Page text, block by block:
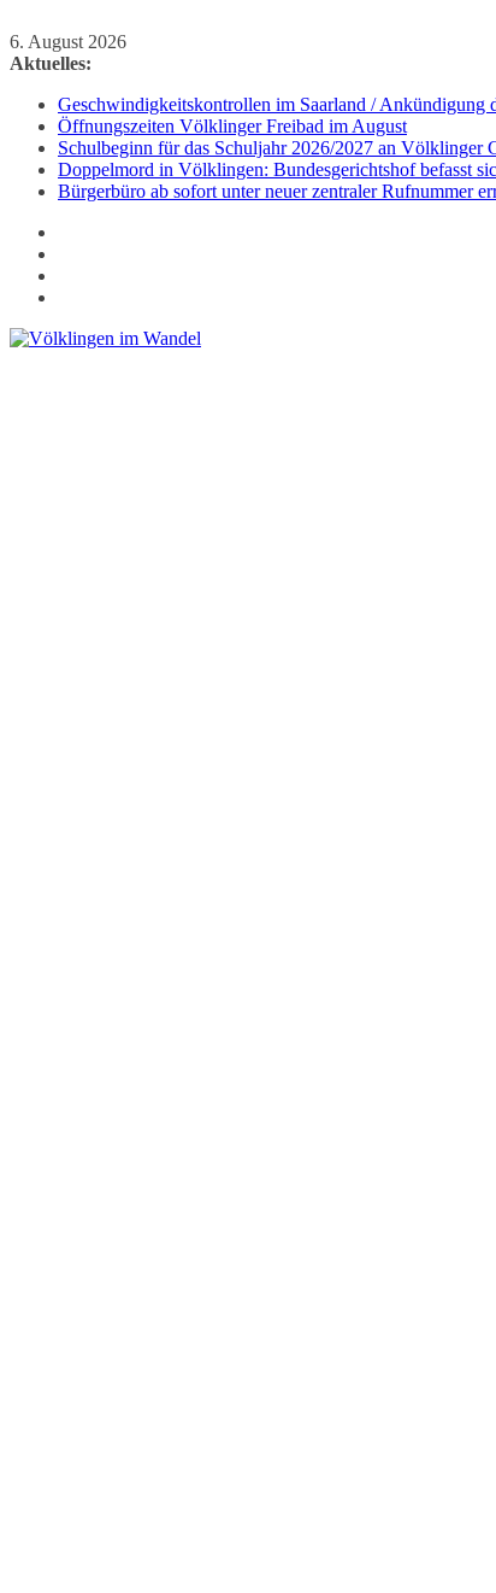
Zum
Inhalt
6. August 2026
Aktuelles:
Geschwindigkeitskontrollen im Saarland /
Öffnungszeiten Völklinger Freibad im August
Schulbeginn für das Schuljahr 2026/2027 an Völklinger
Doppelmord in Völklingen: Bundesgerichtshof befasst
Bürgerbüro ab sofort unter neuer zentraler Rufnummer